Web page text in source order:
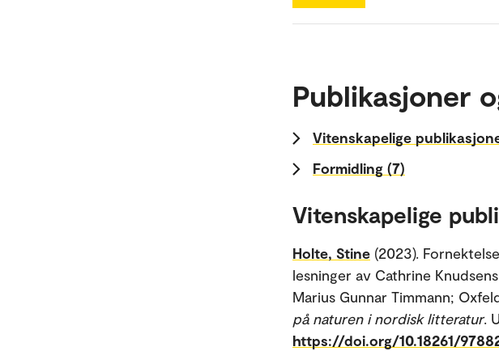
Publikasjoner
Vitenskapelige
Formidling (7)
Vitenskapelige
Holte, Stine (2023).
lesninger av Cathrine
Marius Gunnar Timmann;
på naturen i nordisk litteratur.
https://doi.org/10.18261/